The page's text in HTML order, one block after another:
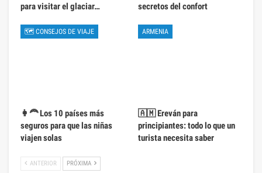
para visitar el glaciar…
secretos del confort
🗺 CONSEJOS DE VIAJE
👩‍🦰 Los 10 países más
seguros para que las niñas
viajen solas
ARMENIA
🇦🇲 Ereván para
principiantes: todo lo que un
turista necesita saber
ANTERIOR PRÓXIMA